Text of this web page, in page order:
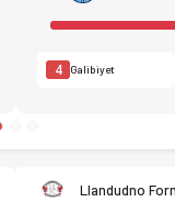
4 Galibiyet
Llandudno